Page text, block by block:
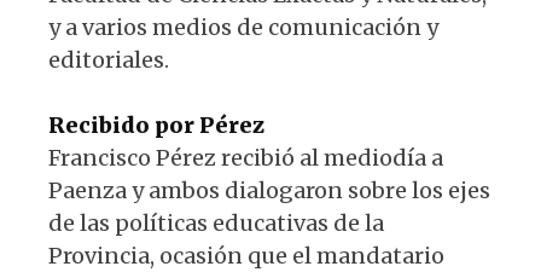
y a varios medios de comunicación y
editoriales.
Recibido por Pérez
Francisco Pérez recibió al mediodía a
Paenza y ambos dialogaron sobre los ejes
de las políticas educativas de la
Provincia, ocasión que el mandatario